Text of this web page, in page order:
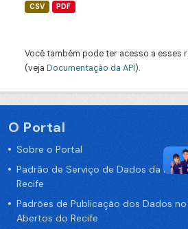
CSV PDF
Você também pode ter acesso a esses
(veja Documentação da API).
O Portal
Sobre o Portal
Padrão de Serviço de Dados da
Recife
Padrões de Publicação dos Dados
Abertos do Recife